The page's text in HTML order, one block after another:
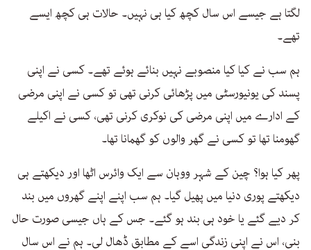
لگتا ہے جیسے اس سال کچھ کیا ہی نہیں۔ حالات ہی کچھ ایسے
تھے۔
ہم سب نے کیا کیا منصوبے نہیں بنائے ہوئے تھے۔ کسی نے اپنی
پسند کی یونیورسٹی میں پڑھائی کرنی تھی تو کسی نے اپنی مرضی
کے ادارے میں اپنی مرضی کی نوکری کرنی تھی، کسی نے اکیلے
گھومنا تھا تو کسی نے گھر والوں کو گھمانا تھا۔
پھر کیا ہوا؟ چین کے شہر ووہان سے ایک وائرس اٹھا اور دیکھتے ہی
دیکھتے پوری دنیا میں پھیل گیا۔ ہم سب اپنے اپنے گھروں میں بند
کر دیے گئے یا خود ہی بند ہو گئے۔ جس کے ہاں جیسی صورت حال
بنی، اس نے اپنی زندگی اسے کے مطابق ڈھال لی۔ ہم نے اس سال